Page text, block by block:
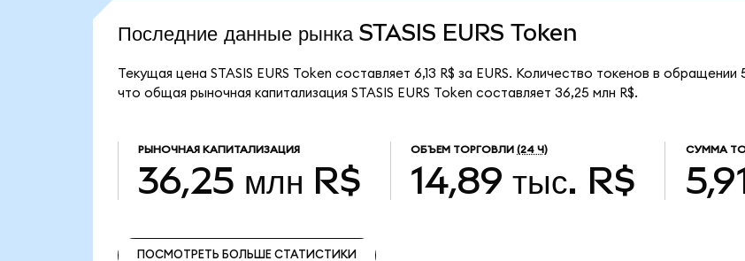
Последние данные рынка STASIS EURS Token
Текущая цена STASIS EURS Token составляет 6,13 R$ за EURS. Количество токенов в обращении
что общая рыночная капитализация STASIS EURS Token составляет 36,25 млн R$.
РЫНОЧНАЯ КАПИТАЛИЗАЦИЯ
36,25 млн R$
ОБЪЕМ ТОРГОВЛИ (24 Ч)
14,89 тыс. R$
СУММА
ПОСМОТРЕТЬ БОЛЬШЕ СТАТИСТИКИ